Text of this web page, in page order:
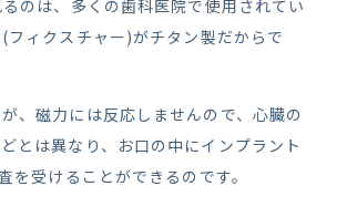
のは、多くの歯科医院で使用されてい
フィクスチャー)がチタン製だからで
、磁力には反応しませんので、心臓の
とは異なり、お口の中にインプラント
を受けることができるのです。